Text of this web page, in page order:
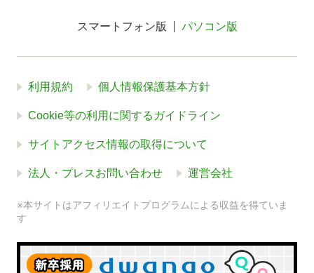
スマートフォン版 パソコン版
利用規約 個人情報保護基本方針
Cookie等の利用に関するガイドライン
サイトアクセス情報の取得について
法人・プレスお問い合わせ 運営会社
※本サイトはアフィリエイトプログラムによる収益を得ていま
す